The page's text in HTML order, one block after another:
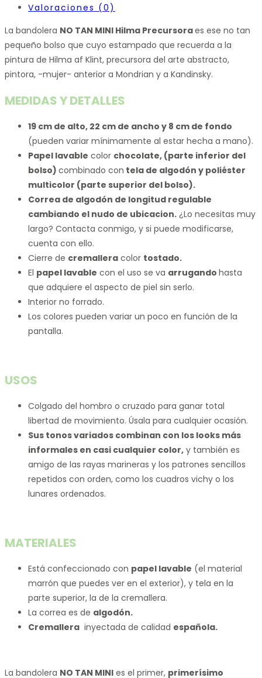
Valoraciones (0)
La bandolera NO TAN MINI Hilma Precursoraes ese no tan
pequeño bolso que cuyo estampado que recuerda a la
pintura de Hilma af Klint, precursora del arte abstracto,
pintora, -mujer- anterior a Mondrian y a Kandinsky.
MEDIDAS Y DETALLES
19 cm de alto, 22 cm de ancho y 8 cm de fondo
(pueden variar mínimamente al estar hecha a mano).
Papel lavable color chocolate, (parte inferior del
bolso) combinado con tela de algodón y poliéster
multicolor (parte superior del bolso).
Correa de algodón de longitud regulable
cambiando el nudo de ubicacion. ¿Lo necesitas muy
largo? Contacta conmigo, y si puede modificarse,
cuenta con ello.
Cierre de cremallera color tostado.
El papel lavable con el uso se va arrugando hasta
que adquiere el aspecto de piel sin serlo.
Interior no forrado.
Los colores pueden variar un poco en función de la
pantalla.
USOS
Colgado del hombro o cruzado para ganar total
libertad de movimiento. Úsala para cualquier ocasión.
Sus tonos variados combinan con los looks más
informales en casi cualquier color, y también es
amigo de las rayas marineras y los patrones sencillos
repetidos con orden, como los cuadros vichy o los
lunares ordenados.
MATERIALES
Está confeccionado con papel lavable (el material
marrón que puedes ver en el exterior), y tela en la
parte superior, la de la cremallera.
La correa es de algodón.
Cremallera inyectada de calidad española.
La bandolera NO TAN MINI es el primer, primerísimo